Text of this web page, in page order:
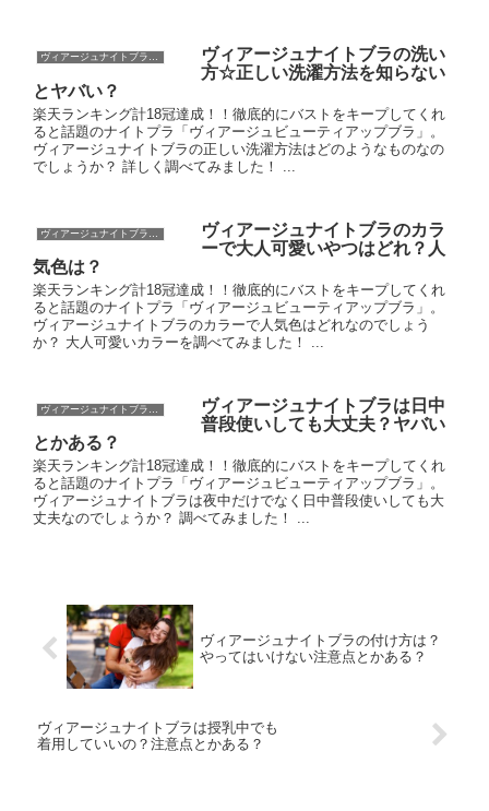
ヴィアージュナイトブラ口コミ等
ヴィアージュナイトブラの洗い
方☆正しい洗濯方法を知らない
とヤバい？
楽天ランキング計18冠達成！！徹底的にバストをキープしてくれ
ると話題のナイトプラ「ヴィアージュビューティアップブラ」。
ヴィアージュナイトブラの正しい洗濯方法はどのようなものなの
でしょうか？ 詳しく調べてみました！ ...
ヴィアージュナイトブラのカラ
ーで大人可愛いやつはどれ？人
気色は？
楽天ランキング計18冠達成！！徹底的にバストをキープしてくれ
ると話題のナイトプラ「ヴィアージュビューティアップブラ」。
ヴィアージュナイトブラのカラーで人気色はどれなのでしょう
か？ 大人可愛いカラーを調べてみました！ ...
ヴィアージュナイトブラは日中
普段使いしても大丈夫？ヤバい
とかある？
楽天ランキング計18冠達成！！徹底的にバストをキープしてくれ
ると話題のナイトプラ「ヴィアージュビューティアップブラ」。
ヴィアージュナイトブラは夜中だけでなく日中普段使いしても大
丈夫なのでしょうか？ 調べてみました！ ...
ヴィアージュナイトブラの付け方は？
やってはいけない注意点とかある？
ヴィアージュナイトブラは授乳中でも
着用していいの？注意点とかある？